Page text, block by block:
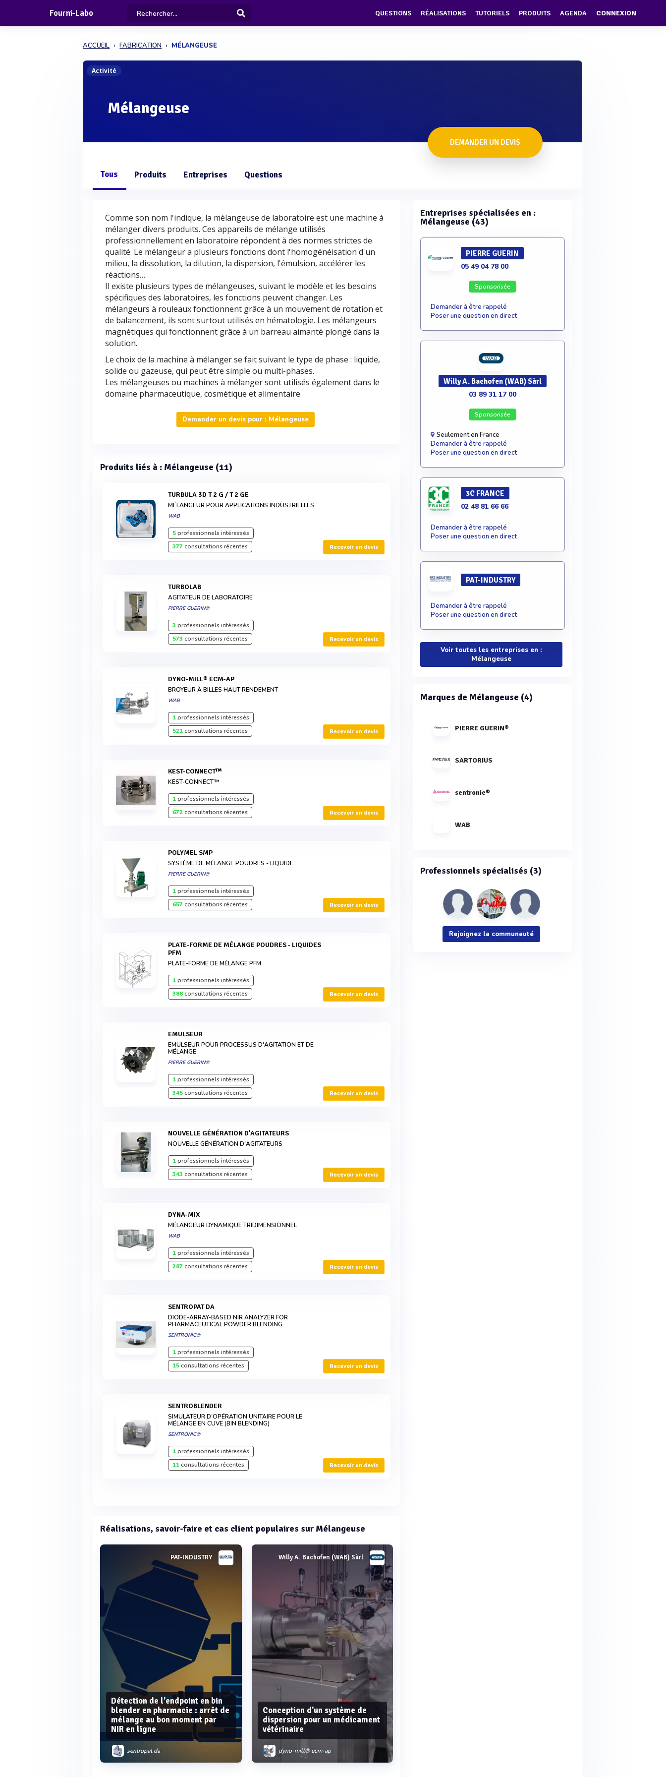
Fourni-Labo QUESTIONS RÉALISATIONS TUTORIELS PRODUITS AGENDA CONNEXION
ACCUEIL FABRICATION MÉLANGEUSE
Activité
Mélangeuse
DEMANDER UN DEVIS
Tous Produits Entreprises Questions
Comme son nom l'indique, la mélangeuse de laboratoire est une machine à
mélanger divers produits. Ces appareils de mélange utilisés
professionnellement en laboratoire répondent à des normes strictes de
qualité. Le mélangeur a plusieurs fonctions dont l'homogénéisation d'un
milieu, la dissolution, la dilution, la dispersion, l'émulsion, accélérer les
réactions…
Il existe plusieurs types de mélangeuses, suivant le modèle et les besoins
spécifiques des laboratoires, les fonctions peuvent changer. Les
mélangeurs à rouleaux fonctionnent grâce à un mouvement de rotation et
de balancement, ils sont surtout utilisés en hématologie. Les mélangeurs
magnétiques qui fonctionnent grâce à un barreau aimanté plongé dans la
solution.
Le choix de la machine à mélanger se fait suivant le type de phase : liquide,
solide ou gazeuse, qui peut être simple ou multi-phases.
Les mélangeuses ou machines à mélanger sont utilisés également dans le
domaine pharmaceutique, cosmétique et alimentaire.
Demander un devis pour : Mélangeuse
Produits liés à : Mélangeuse (11)
TURBULA 3D T 2 G / T 2 GE
MÉLANGEUR POUR APPLICATIONS INDUSTRIELLES
WAB
5professionnels intéressés
377consultations récentes Recevoir un devis
TURBOLAB
AGITATEUR DE LABORATOIRE
PIERRE GUERIN®
3 professionnels intéressés
573 consultations récentes Recevoir un devis
DYNO-MILL® ECM-AP
BROYEUR À BILLES HAUT RENDEMENT
WAB
1professionnels intéressés
521consultations récentes Recevoir un devis
KEST-CONNECT™
KEST-CONNECT™
1professionnels intéressés
672consultations récentes Recevoir un devis
POLYMEL SMP
SYSTÈME DE MÉLANGE POUDRES - LIQUIDE
PIERRE GUERIN®
1professionnels intéressés
657consultations récentes Recevoir un devis
PLATE-FORME DE MÉLANGE POUDRES - LIQUIDES
PFM
PLATE-FORME DE MÉLANGE PFM
1professionnels intéressés
388consultations récentes Recevoir un devis
EMULSEUR
EMULSEUR POUR PROCESSUS D'AGITATION ET DE
MÉLANGE
PIERRE GUERIN®
1professionnels intéressés
345consultations récentes Recevoir un devis
NOUVELLE GÉNÉRATION D'AGITATEURS
NOUVELLE GÉNÉRATION D'AGITATEURS
1professionnels intéressés
343 consultations récentes Recevoir un devis
DYNA-MIX
MÉLANGEUR DYNAMIQUE TRIDIMENSIONNEL
WAB
1professionnels intéressés
287consultations récentes Recevoir un devis
SENTROPAT DA
DIODE-ARRAY-BASED NIR ANALYZER FOR
PHARMACEUTICAL POWDER BLENDING
SENTRONIC®
1professionnels intéressés
15consultations récentes Recevoir un devis
SENTROBLENDER
SIMULATEUR D’OPÉRATION UNITAIRE POUR LE
MÉLANGE EN CUVE (BIN BLENDING)
SENTRONIC®
1professionnels intéressés
11consultations récentes Recevoir un devis
Réalisations, savoir-faire et cas client populaires sur Mélangeuse
PAT-INDUSTRY
Détection de l'endpoint en bin
blender en pharmacie : arrêt de
mélange au bon moment par
NIR en ligne
sentropat da
Willy A. Bachofen (WAB) Sàrl
Conception d'un système de
dispersion pour un médicament
vétérinaire
dyno-mill® ecm-ap
Entreprises spécialisées en :
Mélangeuse (43)
PIERRE GUERIN
05 49 04 78 00
Sponsorisée
Demander à être rappelé
Poser une question en direct
Willy A. Bachofen (WAB) Sàrl
03 89 31 17 00
Sponsorisée
Seulement en France
Demander à être rappelé
Poser une question en direct
3C FRANCE
02 48 81 66 66
Demander à être rappelé
Poser une question en direct
PAT-INDUSTRY
Demander à être rappelé
Poser une question en direct
Voir toutes les entreprises en :
Mélangeuse
Marques de Mélangeuse (4)
PIERRE GUERIN®
SARTORIUS
sentronic®
WAB
Professionnels spécialisés (3)
Rejoignez la communauté